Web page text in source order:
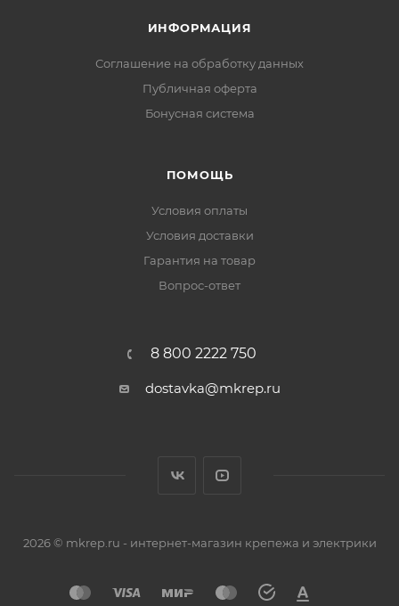
ИНФОРМАЦИЯ
Соглашение на обработку данных
Публичная оферта
Бонусная система
ПОМОЩЬ
Условия оплаты
Условия доставки
Гарантия на товар
Вопрос-ответ
8 800 2222 750
dostavka@mkrep.ru
2026 © mkrep.ru - интернет-магазин крепежа и электрики